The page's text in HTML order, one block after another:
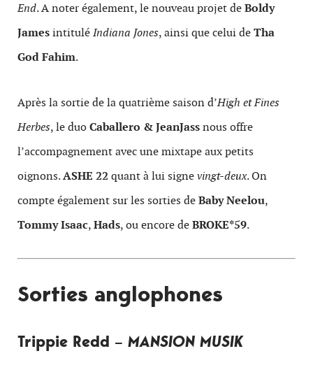
End. A noter également, le nouveau projet deBoldy
JamesintituléIndiana Jones, ainsi que celui deTha
God Fahim.
Après la sortie de la quatrième saison d’High et Fines
Herbes, le duoCaballero & JeanJassnous offre
l’accompagnement avec une mixtape aux petits
oignons.ASHE 22 quant à lui signevingt-deux. On
compte également sur les sorties deBaby Neelou,
Tommy Isaac,Hads, ou encore deBROKE*59.
Sorties anglophones
Trippie Redd – MANSION MUSIK